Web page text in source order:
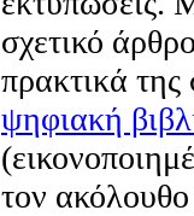
σχετικό
πρακτικά
ψηφιακή
τον